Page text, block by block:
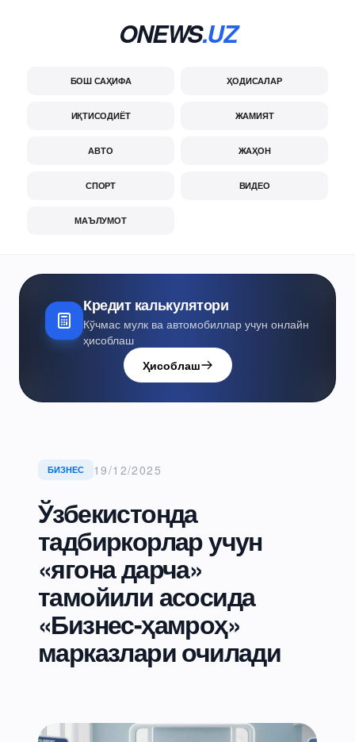
ONEWS.UZ
БОШ САҲИФА ҲОДИСАЛАР
ИҚТИСОДИЁТ ЖАМИЯТ
АВТО ЖАҲОН
СПОРТ ВИДЕО
МАЪЛУМОТ
Кредит калькулятори
Кўчмас мулк ва автомобиллар учун онлайн
ҳисоблаш
Ҳисоблаш
БИЗНЕС 19/12/2025
Ўзбекистонда
тадбиркорлар учун
«ягона дарча»
тамойили асосида
«Бизнес-ҳамроҳ»
марказлари очилади